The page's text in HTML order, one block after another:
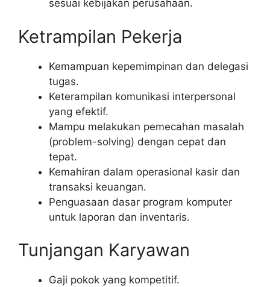
sesuai kebijakan perusahaan.
Ketrampilan Pekerja
Kemampuan kepemimpinan dan delegasi
tugas.
Keterampilan komunikasi interpersonal
yang efektif.
Mampu melakukan pemecahan masalah
(problem-solving) dengan cepat dan
tepat.
Kemahiran dalam operasional kasir dan
transaksi keuangan.
Penguasaan dasar program komputer
untuk laporan dan inventaris.
Tunjangan Karyawan
Gaji pokok yang kompetitif.